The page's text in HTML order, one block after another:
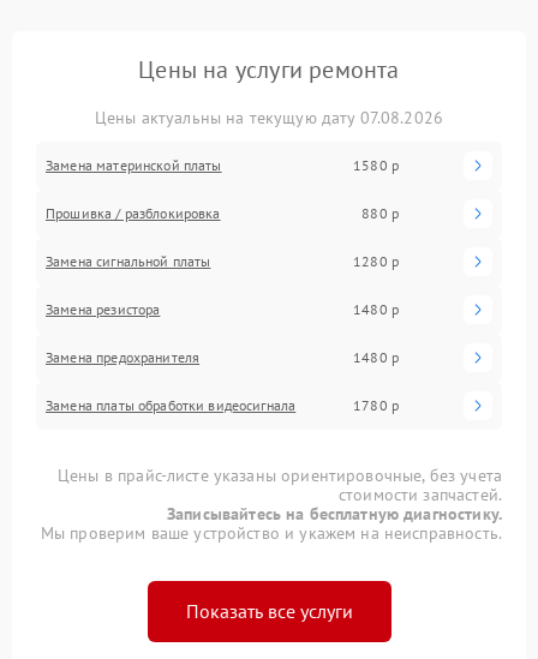
Цены на услуги ремонта
Цены актуальны на текущую дату 07.08.2026
Замена материнской платы 1580 р
Прошивка / разблокировка 880 р
Замена сигнальной платы 1280 р
Замена резистора 1480 р
Замена предохранителя 1480 р
Замена платы обработки видеосигнала 1780 р
Цены в прайс-листе указаны ориентировочные, без учета
стоимости запчастей.
Записывайтесь на бесплатную диагностику.
Мы проверим ваше устройство и укажем на неисправность.
Показать все услуги